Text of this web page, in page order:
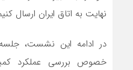
نهایت به اتاق ایران ارسال
در ادامه این نشست، جلسه
خصوص بررسی عملکرد